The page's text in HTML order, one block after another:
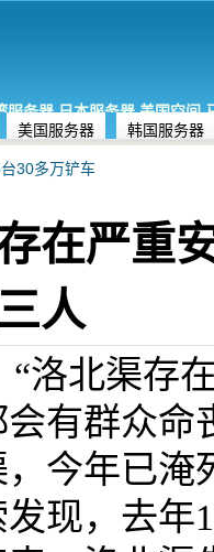
务器,日本服务器,美国空间
美国服务器
韩国服务器
30多万铲车
在严重
人
“洛北渠存
有群众命
今年已淹
现，去年